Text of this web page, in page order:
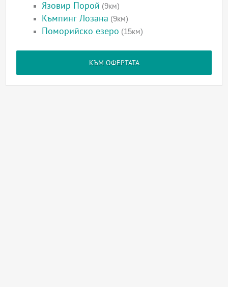
Язовир Порой (9км)
Къмпинг Лозана (9км)
Поморийско езеро (15км)
КЪМ ОФЕРТАТА